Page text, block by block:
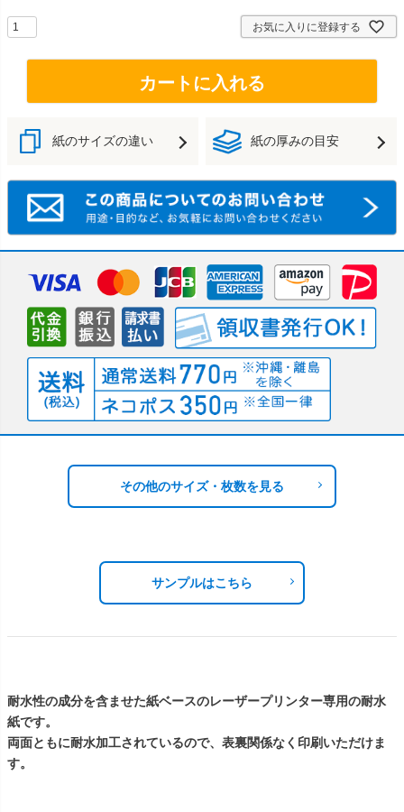
お気に入りに登録する
カートに入れる
紙のサイズの違い 紙の厚みの目安
その他のサイズ・枚数を見る
サンプルはこちら
耐水性の成分を含ませた紙ベースのレーザープリンター専用の耐水
紙です。
両面ともに耐水加工されているので、表裏関係なく印刷いただけま
す。